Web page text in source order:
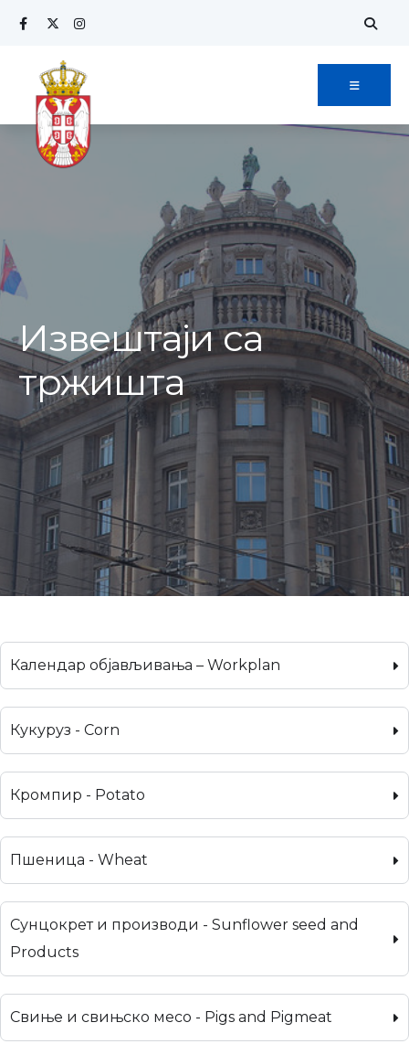
Извештаји са
тржишта
Календар објављивања – Workplan
Кукуруз - Corn
Кромпир - Potato
Пшеница - Wheat
Сунцокрет и производи - Sunflower seed and
Products
Свиње и свињско месо - Pigs and Pigmeat